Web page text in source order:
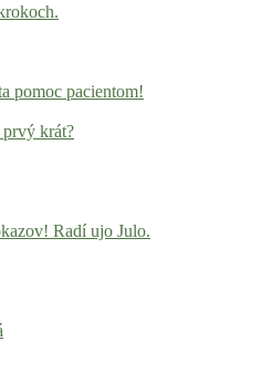
pomoc pacientom!
krát?
Radí ujo Julo.